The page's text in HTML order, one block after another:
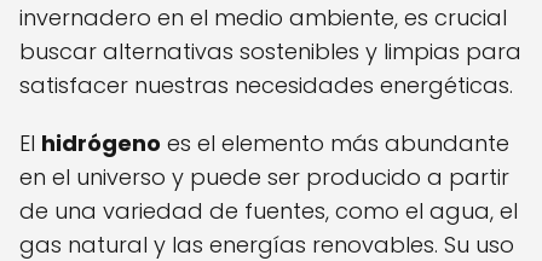
invernadero en el medio ambiente, es crucial
buscar alternativas sostenibles y limpias para
satisfacer nuestras necesidades energéticas.
El hidrógeno es el elemento más abundante
en el universo y puede ser producido a partir
de una variedad de fuentes, como el agua, el
gas natural y las energías renovables. Su uso